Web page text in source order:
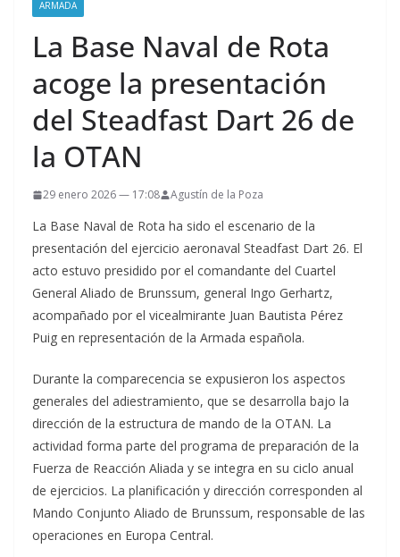
ARMADA
La Base Naval de Rota
acoge la presentación
del Steadfast Dart 26 de
la OTAN
29 enero 2026 — 17:08 Agustín de la Poza
La Base Naval de Rota ha sido el escenario de la
presentación del ejercicio aeronaval Steadfast Dart 26. El
acto estuvo presidido por el comandante del Cuartel
General Aliado de Brunssum, general Ingo Gerhartz,
acompañado por el vicealmirante Juan Bautista Pérez
Puig en representación de la Armada española.
Durante la comparecencia se expusieron los aspectos
generales del adiestramiento, que se desarrolla bajo la
dirección de la estructura de mando de la OTAN. La
actividad forma parte del programa de preparación de la
Fuerza de Reacción Aliada y se integra en su ciclo anual
de ejercicios. La planificación y dirección corresponden al
Mando Conjunto Aliado de Brunssum, responsable de las
operaciones en Europa Central.